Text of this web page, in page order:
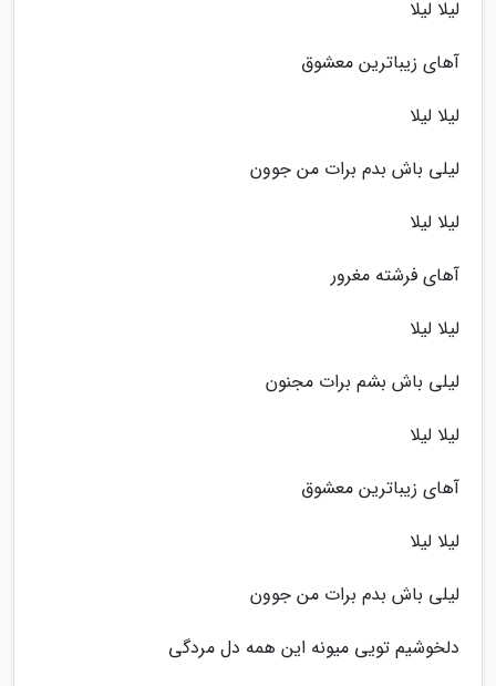
لیلا لیلا
آهای زیباترین معشوق
لیلا لیلا
لیلی باش بدم برات من جوون
لیلا لیلا
آهای فرشته مغرور
لیلا لیلا
لیلی باش بشم برات مجنون
لیلا لیلا
آهای زیباترین معشوق
لیلا لیلا
لیلی باش بدم برات من جوون
دلخوشیم تویی میونه این همه دل مردگی